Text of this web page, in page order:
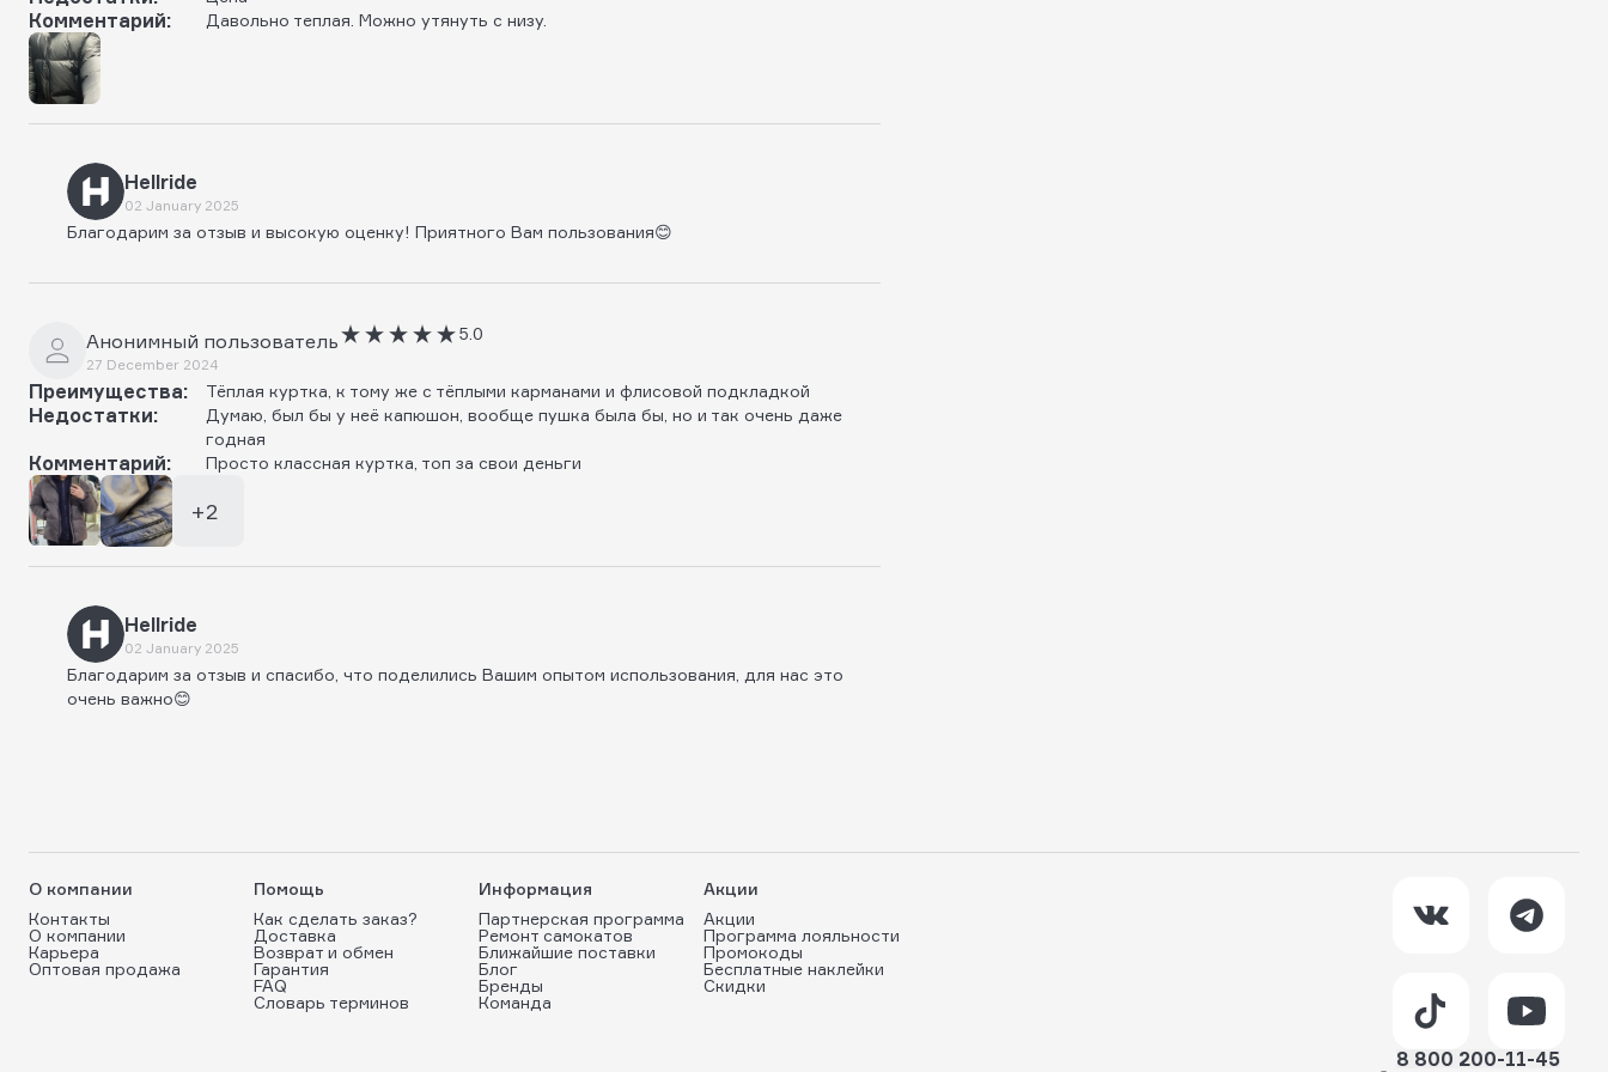
Комментарий: Давольно теплая. Можно утянуть с низу.
Hellride
02 January 2025
Благодарим за отзыв и высокую оценку! Приятного Вам пользования😊
Анонимный пользователь
27 December 2024
5.0
Преимущества: Тёплая куртка, к тому же с тёплыми карманами и флисовой подкладкой
Недостатки:
Думаю, был бы у неё капюшон, вообще пушка была бы, но и так очень даже
годная
Комментарий: Просто классная куртка, топ за свои деньги
+2
Hellride
02 January 2025
Благодарим за отзыв и спасибо, что поделились Вашим опытом использования, для нас это
очень важно😊
О компании
Контакты
О компании
Карьера
Оптовая продажа
Помощь
Как сделать заказ?
Доставка
Возврат и обмен
Гарантия
FAQ
Словарь терминов
Информация
Партнерская программа
Ремонт самокатов
Ближайшие поставки
Блог
Бренды
Команда
Акции
Акции
Программа лояльности
Промокоды
Бесплатные наклейки
Скидки
8 800 200-11-45